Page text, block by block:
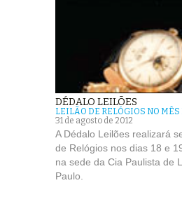
DÉDALO LEILÕES
LEILÃO DE RELÓGIOS NO MÊS
31 de agosto de 2012
A Dédalo Leilões realizará
de Relógios nos dias 18 e
na sede da Cia Paulista de
Paulo.